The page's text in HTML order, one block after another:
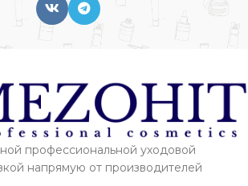
профессиональной уходовой
напрямую от производителей